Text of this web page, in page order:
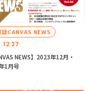
誌CANVAS NEWS
NEWS】2023年12月・
1月号